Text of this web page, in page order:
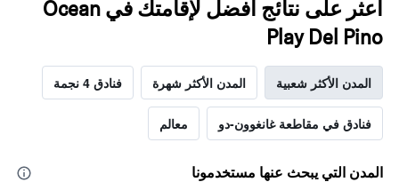
اعثر على نتائج أفضل لإقامتك في Ocean
Play Del Pino
المدن الأكثر شعبية المدن الأكثر شهرة فنادق 4 نجمة
فنادق في مقاطعة غانغوون-دو معالم
المدن التي يبحث عنها مستخدمونا